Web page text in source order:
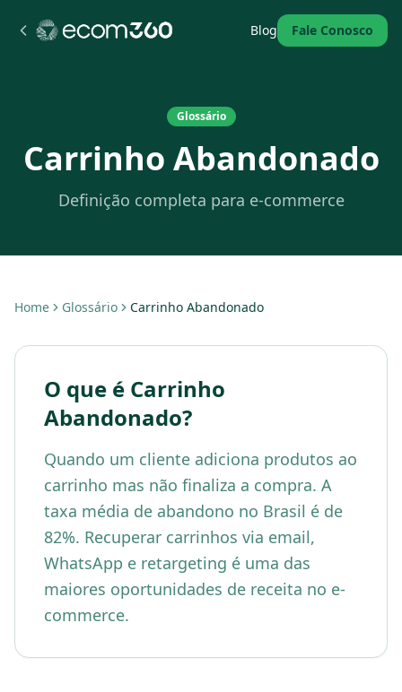
Blog Fale Conosco
Glossário
Carrinho Abandonado
Definição completa para e-commerce
Home Glossário Carrinho Abandonado
O que é Carrinho
Abandonado?
Quando um cliente adiciona produtos ao
carrinho mas não finaliza a compra. A
taxa média de abandono no Brasil é de
82%. Recuperar carrinhos via email,
WhatsApp e retargeting é uma das
maiores oportunidades de receita no e-
commerce.